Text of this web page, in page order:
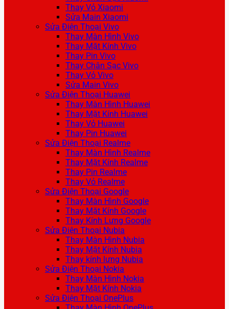
Thay Vỏ Xiaomi
Sửa Main Xiaomi
Sửa Điện Thoại Vivo
Thay Màn Hình Vivo
Thay Mặt Kính Vivo
Thay Pin Vivo
Thay Chân Sạc Vivo
Thay Vỏ Vivo
Sửa Main Vivo
Sửa Điện Thoại Huawei
Thay Màn Hình Huawei
Thay Mặt Kính Huawei
Thay Vỏ Huawei
Thay Pin Huawei
Sửa Điện Thoại Realme
Thay Màn Hình Realme
Thay Mặt Kính Realme
Thay Pin Realme
Thay Vỏ Realme
Sửa Điện Thoại Google
Thay Màn Hình Google
Thay Mặt Kính Google
Thay Kính Lưng Google
Sửa Điện Thoại Nubia
Thay Màn Hình Nubia
Thay Mặt Kính Nubia
Thay kính lưng Nubia
Sửa Điện Thoại Nokia
Thay Màn Hình Nokia
Thay Mặt Kính Nokia
Sửa Điện Thoại OnePlus